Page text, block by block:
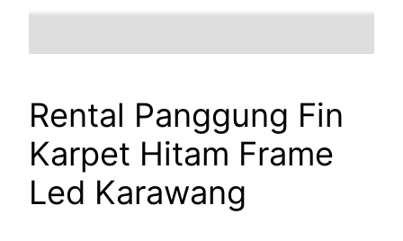
Rental Panggung Fin
Karpet Hitam Frame
Led Karawang